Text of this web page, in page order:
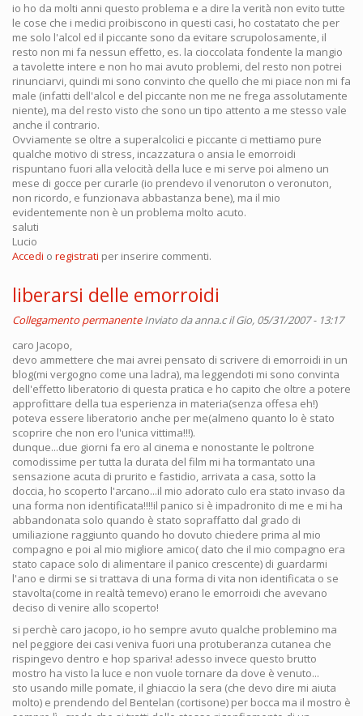
io ho da molti anni questo problema e a dire la verità non evito tutte
le cose che i medici proibiscono in questi casi, ho costatato che per
me solo l'alcol ed il piccante sono da evitare scrupolosamente, il
resto non mi fa nessun effetto, es. la cioccolata fondente la mangio
a tavolette intere e non ho mai avuto problemi, del resto non potrei
rinunciarvi, quindi mi sono convinto che quello che mi piace non mi fa
male (infatti dell'alcol e del piccante non me ne frega assolutamente
niente), ma del resto visto che sono un tipo attento a me stesso vale
anche il contrario.
Ovviamente se oltre a superalcolici e piccante ci mettiamo pure
qualche motivo di stress, incazzatura o ansia le emorroidi
rispuntano fuori alla velocità della luce e mi serve poi almeno un
mese di gocce per curarle (io prendevo il venoruton o veronuton,
non ricordo, e funzionava abbastanza bene), ma il mio
evidentemente non è un problema molto acuto.
saluti
Lucio
Accedi o registrati per inserire commenti.
liberarsi delle emorroidi
Collegamento permanente Inviato daanna.cil Gio, 05/31/2007 - 13:17
caro Jacopo,
devo ammettere che mai avrei pensato di scrivere di emorroidi in un
blog(mi vergogno come una ladra), ma leggendoti mi sono convinta
dell'effetto liberatorio di questa pratica e ho capito che oltre a potere
approfittare della tua esperienza in materia(senza offesa eh!)
poteva essere liberatorio anche per me(almeno quanto lo è stato
scoprire che non ero l'unica vittima!!!).
dunque...due giorni fa ero al cinema e nonostante le poltrone
comodissime per tutta la durata del film mi ha tormantato una
sensazione acuta di prurito e fastidio, arrivata a casa, sotto la
doccia, ho scoperto l'arcano...il mio adorato culo era stato invaso da
una forma non identificata!!!!il panico si è impadronito di me e mi ha
abbandonata solo quando è stato sopraffatto dal grado di
umiliazione raggiunto quando ho dovuto chiedere prima al mio
compagno e poi al mio migliore amico( dato che il mio compagno era
stato capace solo di alimentare il panico crescente) di guardarmi
l'ano e dirmi se si trattava di una forma di vita non identificata o se
stavolta(come in realtà temevo) erano le emorroidi che avevano
deciso di venire allo scoperto!
si perchè caro jacopo, io ho sempre avuto qualche problemino ma
nel peggiore dei casi veniva fuori una protuberanza cutanea che
rispingevo dentro e hop spariva! adesso invece questo brutto
mostro ha visto la luce e non vuole tornare da dove è venuto...
sto usando mille pomate, il ghiaccio la sera (che devo dire mi aiuta
molto) e prendendo del Bentelan (cortisone) per bocca ma il mostro è